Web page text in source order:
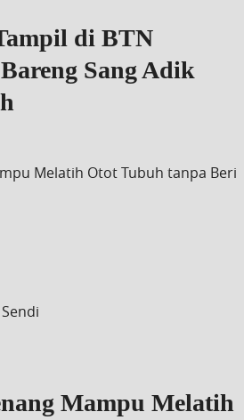
di BTN
Sang Adik
Melatih Otot Tubuh tanpa Beri
Mampu Melatih